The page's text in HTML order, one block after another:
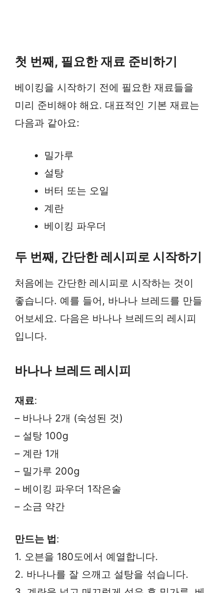
첫 번째, 필요한 재료 준비하기
베이킹을 시작하기 전에 필요한 재료들을
미리 준비해야 해요. 대표적인 기본 재료는
다음과 같아요:
밀가루
설탕
버터 또는 오일
계란
베이킹 파우더
두 번째, 간단한 레시피로 시작하기
처음에는 간단한 레시피로 시작하는 것이
좋습니다. 예를 들어, 바나나 브레드를 만들
어보세요. 다음은 바나나 브레드의 레시피
입니다.
바나나 브레드 레시피
재료:
– 바나나 2개 (숙성된 것)
– 설탕 100g
– 계란 1개
– 밀가루 200g
– 베이킹 파우더 1작은술
– 소금 약간
만드는 법:
1. 오븐을 180도에서 예열합니다.
2. 바나나를 잘 으깨고 설탕을 섞습니다.